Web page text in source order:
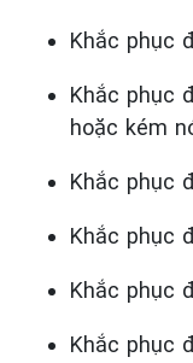
Khắc phục
Khắc phục
hoặc kém
Khắc phục
Khắc phục
Khắc phục
Khắc phục